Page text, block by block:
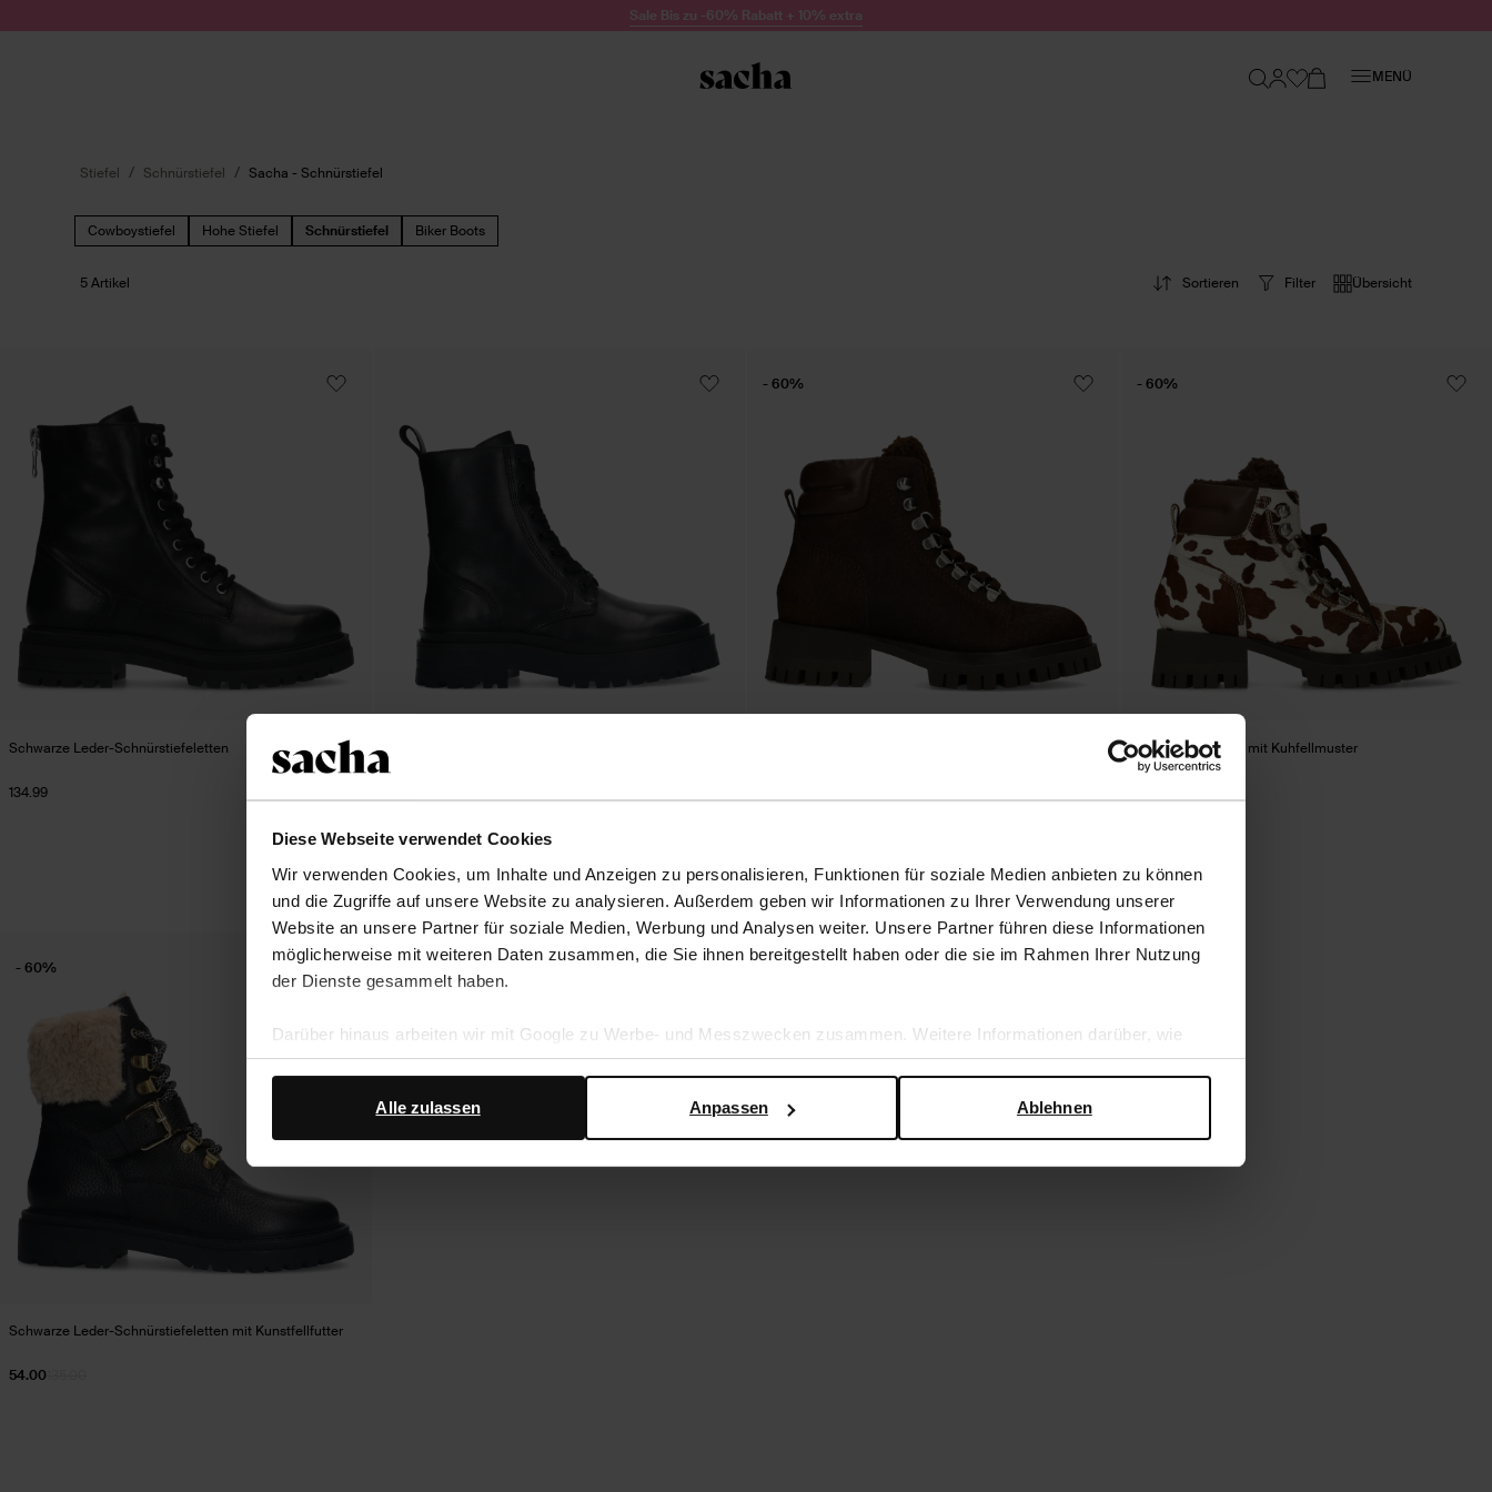
Diese Webseite verwendet Cookies
Wir verwenden Cookies, um Inhalte und Anzeigen zu personalisieren, Funktionen für soziale Medien anbieten zu können
und die Zugriffe auf unsere Website zu analysieren. Außerdem geben wir Informationen zu Ihrer Verwendung unserer
Website an unsere Partner für soziale Medien, Werbung und Analysen weiter. Unsere Partner führen diese Informationen
möglicherweise mit weiteren Daten zusammen, die Sie ihnen bereitgestellt haben oder die sie im Rahmen Ihrer Nutzung
der Dienste gesammelt haben.
Darüber hinaus arbeiten wir mit Google zu Werbe- und Messzwecken zusammen. Weitere Informationen darüber, wie
Google Ihre personenbezogenen Daten verwendet, finden Sie auf derSeite zur geschäftlichen Sicherheit und zum
Ablehnen
Anpassen
Alle zulassen
Sale Bis zu -60% Rabatt + 10% extra
MENÜ
Stiefel Schnürstiefel Sacha - Schnürstiefel
Cowboystiefel Hohe Stiefel Schnürstiefel Biker Boots
Filter Übersicht
5 Artikel Sortieren
Schwarze Leder-Schnürstiefeletten
134.99
Schwarze Lederschnürstiefeletten
- 60%
Schnürstiefeletten mit Kuhfellmuster
- 60%
Schwarze Leder-Schnürstiefeletten mit Kunstfellfutter
54.00
- 60%